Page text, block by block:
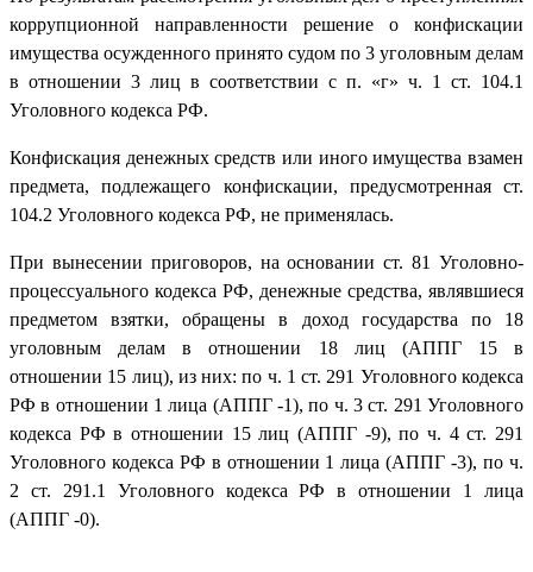
коррупционной направленности решение о конфискации
имущества осужденного принято судом по 3 уголовным делам
в отношении 3 лиц в соответствии с п. «г» ч. 1 ст. 104.1
Уголовного кодекса РФ.
Конфискация денежных средств или иного имущества взамен
предмета, подлежащего конфискации, предусмотренная ст.
104.2 Уголовного кодекса РФ, не применялась.
При вынесении приговоров, на основании ст. 81 Уголовно-
процессуального кодекса РФ, денежные средства, являвшиеся
предметом взятки, обращены в доход государства по 18
уголовным делам в отношении 18 лиц (АППГ 15 в
отношении 15 лиц), из них: по ч. 1 ст. 291 Уголовного кодекса
РФ в отношении 1 лица (АППГ -1), по ч. 3 ст. 291 Уголовного
кодекса РФ в отношении 15 лиц (АППГ -9), по ч. 4 ст. 291
Уголовного кодекса РФ в отношении 1 лица (АППГ -3), по ч.
2 ст. 291.1 Уголовного кодекса РФ в отношении 1 лица
(АППГ -0).